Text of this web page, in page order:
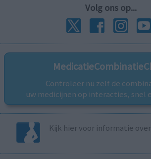
Volg ons op...
Controleer nu zelf de
uw medicijnen op interacties, snel
Kijk hier voor informatie